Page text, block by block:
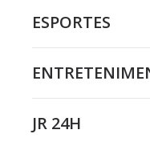
ESPORTES
JR 24H